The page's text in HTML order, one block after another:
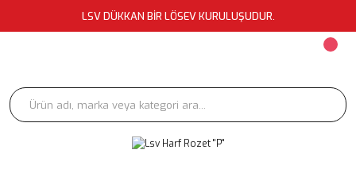
LSV DÜKKAN BİR LÖSEV KURULUŞUDUR.